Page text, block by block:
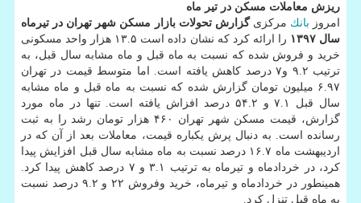
ریزش معاملات مسكن در تیر ماه
امروز بانك مركزیگزارش تحولات بازار مسكن شهر تهران در تیرماه
سال ۱۳۹۷
را ارائه كرد كه نشان داده است ۱۳.۵ هزار واحد مسكونی
خرید و فروش شده كه نسبت به ماه قبل و ماه مشابه سال قبل، به
ترتیب ۹.۲ و۷ درصد كاهش یافته است. اما متوسط قیمت در تهران
۶.۹۷ میلیون تومان گزارش شده كه نسبت به ماه قبل و ماه مشابه
سال قبل ۷.۱ و ۵۴.۲ درصد افزاش یافته است. تنها در ماه مورد
گزارش، قیمت مسكن شهر تهران ۴۶۰ هزار تومان رشد را به ثبت
رسانده است. به دنبال پرش یكباره قیمت، معاملات بعد از آن كه در
اردیبهشت ماه ۱۶.۷ درصد نسبت به ماه مشابه سال قبل افزایش پیدا
كرد، در خردادماه و تیرماه به ترتیب ۳.۱ و ۷ درصد كاهش پیدا كرد.
همینطور در خردادماه و تیرماه، خرید وفروش ۲۲ و ۹.۲ درصد نسبت
به ماه قبل تنزل كرد.